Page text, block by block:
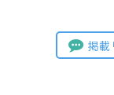
掲載